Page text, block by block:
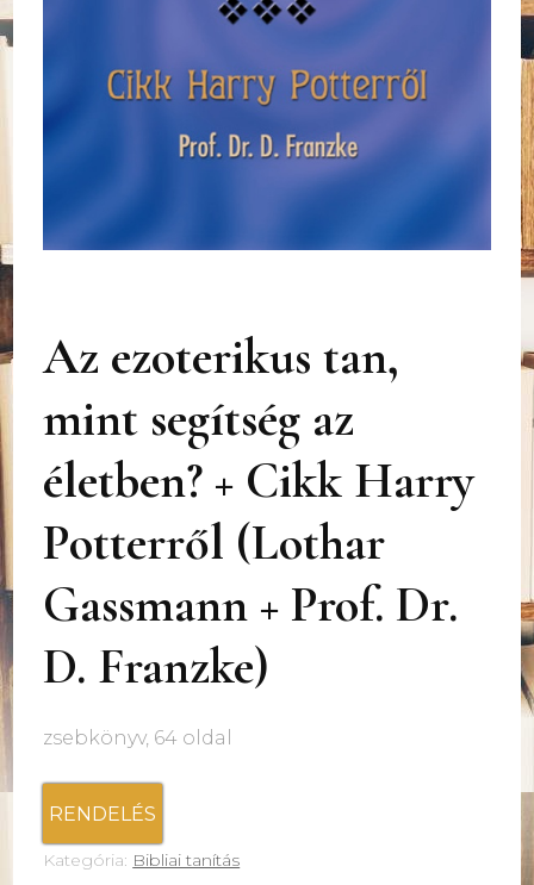
Az ezoterikus tan,
mint segítség az
életben? + Cikk Harry
Potterről (Lothar
Gassmann + Prof. Dr.
D. Franzke)
zsebkönyv, 64 oldal
RENDELÉS
Kategória: Bibliai tanítás